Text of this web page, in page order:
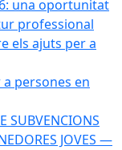
una oportunitat
professional
els ajuts per a
persones en
SUBVENCIONS
JOVES —